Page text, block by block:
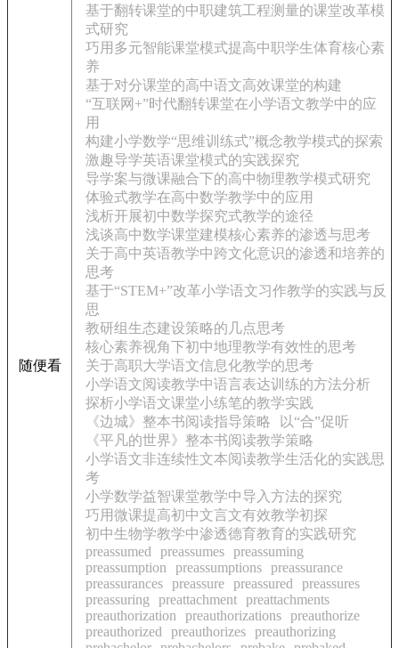
随便看
基于翻转课堂的中职建筑工程测量的课堂改革模
式研究
巧用多元智能课堂模式提高中职学生体育核心素
养
基于对分课堂的高中语文高效课堂的构建
“互联网+”时代翻转课堂在小学语文教学中的应
用
构建小学数学“思维训练式”概念教学模式的探索
激趣导学英语课堂模式的实践探究
导学案与微课融合下的高中物理教学模式研究
体验式教学在高中数学教学中的应用
浅析开展初中数学探究式教学的途径
浅谈高中数学课堂建模核心素养的渗透与思考
关于高中英语教学中跨文化意识的渗透和培养的
思考
基于“STEM+”改革小学语文习作教学的实践与反
思
教研组生态建设策略的几点思考
核心素养视角下初中地理教学有效性的思考
关于高职大学语文信息化教学的思考
小学语文阅读教学中语言表达训练的方法分析
探析小学语文课堂小练笔的教学实践
《边城》整本书阅读指导策略
以“合”促听
《平凡的世界》整本书阅读教学策略
小学语文非连续性文本阅读教学生活化的实践思
考
小学数学益智课堂教学中导入方法的探究
巧用微课提高初中文言文有效教学初探
初中生物学教学中渗透德育教育的实践研究
preassumed
preassumes preassuming
preassumption
preassumptions preassurance
preassurances preassure preassured
preassures
preassuring
preattachment preattachments
preauthorization
preauthorizations preauthorize
preauthorized
preauthorizes preauthorizing